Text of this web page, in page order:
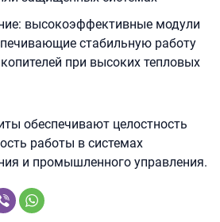
высокоэффективные модули
стабильную работу
при высоких тепловых
обеспечивают целостность
работы в системах
и промышленного управления.